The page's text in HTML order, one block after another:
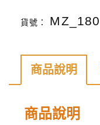
雜
第
174
期
貨號： MZ_180
商品說明
商品說明